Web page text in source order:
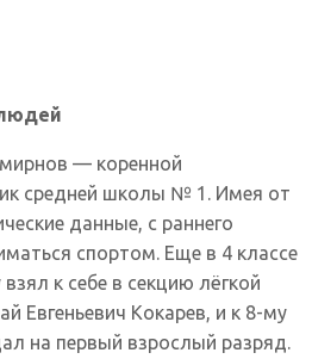
— коренной
средней школы № 1. Имея от
данные, с раннего
спортом. Еще в 4 классе
к себе в секцию лёгкой
Евгеньевич Кокарев, и к 8-му
на первый взрослый разряд.